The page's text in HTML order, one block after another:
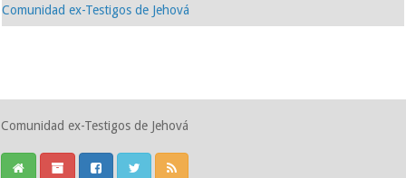
Comunidad ex-Testigos de Jehová
Comunidad ex-Testigos de Jehová